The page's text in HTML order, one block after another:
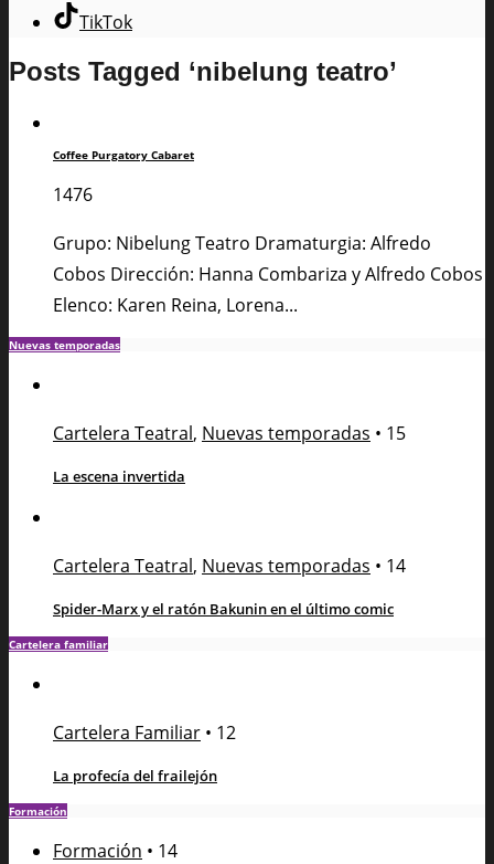
TikTok
Posts Tagged ‘nibelung teatro’
Coffee Purgatory Cabaret
1476
Grupo: Nibelung Teatro Dramaturgia: Alfredo
Cobos Dirección: Hanna Combariza y Alfredo Cobos
Elenco: Karen Reina, Lorena...
Nuevas temporadas
Cartelera Teatral, Nuevas temporadas • 15
La escena invertida
Cartelera Teatral, Nuevas temporadas • 14
Spider-Marx y el ratón Bakunin en el último comic
Cartelera familiar
Cartelera Familiar • 12
La profecía del frailejón
Formación
Formación • 14